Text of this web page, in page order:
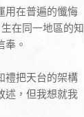
用在普遍的懺悔
在同一地區的知
奉。
禮把天台的架構
述，但我想就我